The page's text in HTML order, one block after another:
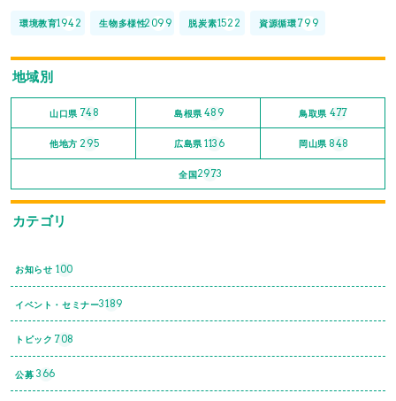
環境教育1942 生物多様性2099 脱炭素1522 資源循環 799
地域別
山口県 748 島根県 489 鳥取県 477
他地方 295 広島県 1136 岡山県 848
全国2973
カテゴリ
お知らせ 100
イベント・セミナー3189
トピック 708
公募 366